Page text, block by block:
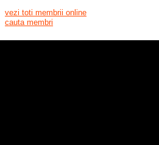
vezi toti membrii online
cauta membri